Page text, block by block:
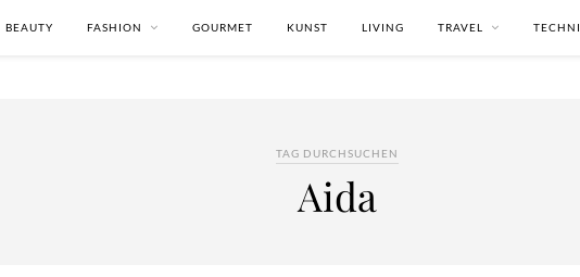
BEAUTY FASHION GOURMET KUNST LIVING TRAVEL
TAG DURCHSUCHEN
Aida